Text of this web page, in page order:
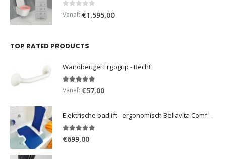
0 out of 5
Vanaf: €1,595,00
TOP RATED PRODUCTS
Wandbeugel Ergogrip - Recht
5.00out of 5
Vanaf: €57,00
Elektrische badlift - ergonomisch Bellavita Comfort 2G
€699,00